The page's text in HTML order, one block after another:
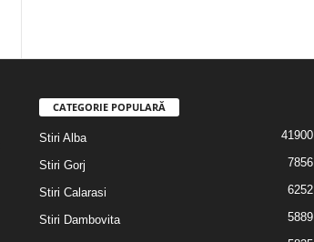
CATEGORIE POPULARĂ
Stiri Alba 41900
Stiri Gorj 7856
Stiri Calarasi 6252
Stiri Dambovita 5889